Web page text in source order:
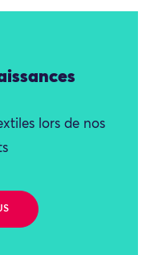
lors de nos